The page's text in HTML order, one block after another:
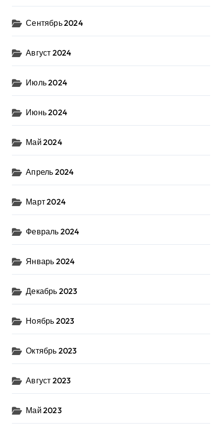
Сентябрь 2024
Август 2024
Июль 2024
Июнь 2024
Май 2024
Апрель 2024
Март 2024
Февраль 2024
Январь 2024
Декабрь 2023
Ноябрь 2023
Октябрь 2023
Август 2023
Май 2023